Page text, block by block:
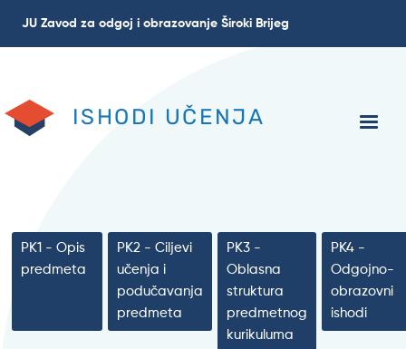
JU Zavod za odgoj i obrazovanje Široki Brijeg
ISHODI UČENJA
PK1 - Opis
predmeta
PK2 - Ciljevi
učenja i
podučavanja
predmeta
PK3 -
Oblasna
struktura
predmetnog
kurikuluma
PK4 -
Odgojno-
obrazovni
ishodi